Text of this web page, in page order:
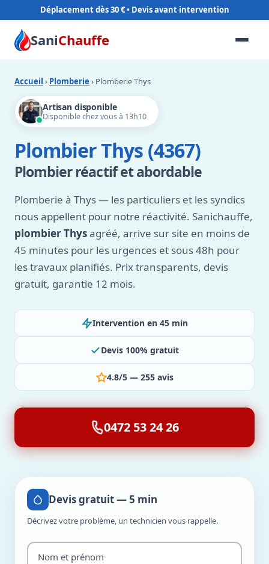
Déplacement dès 30 €
SaniChauffe
Accueil › Plomberie › Plomberie Thys
Artisan disponible
Disponible chez vous à 13h10
Plombier Thys (4367)
Plombier réactif et abordable
Plomberie à Thys — les particuliers et les syndics
nous appellent pour notre réactivité. Sanichauffe,
plombier Thysagréé, arrive sur site en moins de
45 minutes pour les urgences et sous 48h pour
les travaux planifiés. Prix transparents, devis
gratuit, garantie 12 mois.
Intervention en 45 min
Devis 100% gratuit
4.8/5 — 255 avis
0472 53 24 26
Devis gratuit — 5 min
Décrivez votre problème, un technicien vous rappelle.